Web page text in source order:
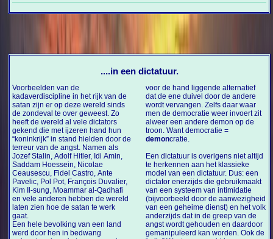
....in een dictatuur.
Voorbeelden van de
kadaverdiscipline in het rijk van de
satan zijn er op deze wereld sinds
de zondeval te over geweest. Zo
heeft de wereld al vele dictators
gekend die met ijzeren hand hun
“koninkrijk” in stand hielden door de
terreur van de angst. Namen als
Jozef Stalin, Adolf Hitler, Idi Amin,
Saddam Hoessein, Nicolae
Ceausescu, Fidel Castro, Ante
Pavelic, Pol Pot, François Duvalier,
Kim Il-sung, Moammar al-Qadhafi
en vele anderen hebben de wereld
laten zien hoe de satan te werk
gaat.
Een hele bevolking van een land
werd door hen in bedwang
voor de hand liggende alternatief
dat de ene duivel door de andere
wordt vervangen. Zelfs daar waar
men de democratie weer invoert zit
alweer een andere demon op de
troon. Want democratie =
demoncratie.
Een dictatuur is overigens niet altijd
te herkennen aan het klassieke
model van een dictatuur. Dus: een
dictator enerzijds die gebruikmaakt
van een systeem van intimidatie
(bijvoorbeeld door de aanwezigheid
van een geheime dienst) en het volk
anderzijds dat in de greep van de
angst wordt gehouden en daardoor
gemanipuleerd kan worden. Ook de